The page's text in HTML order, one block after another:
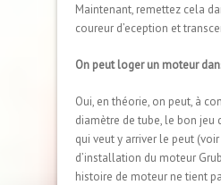
Maintenant, remettez cela
coureur d’eception et
On peut loger un moteur
Oui, en théorie, on peut, à
diamètre de tube, le bon jeu
qui veut y arriver le peut
d’installation du moteur
histoire de moteur ne tient